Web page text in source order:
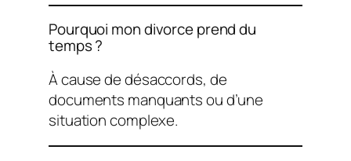
Pourquoi mon divorce prend du
temps ?
À cause de désaccords, de
documents manquants ou d’une
situation complexe.